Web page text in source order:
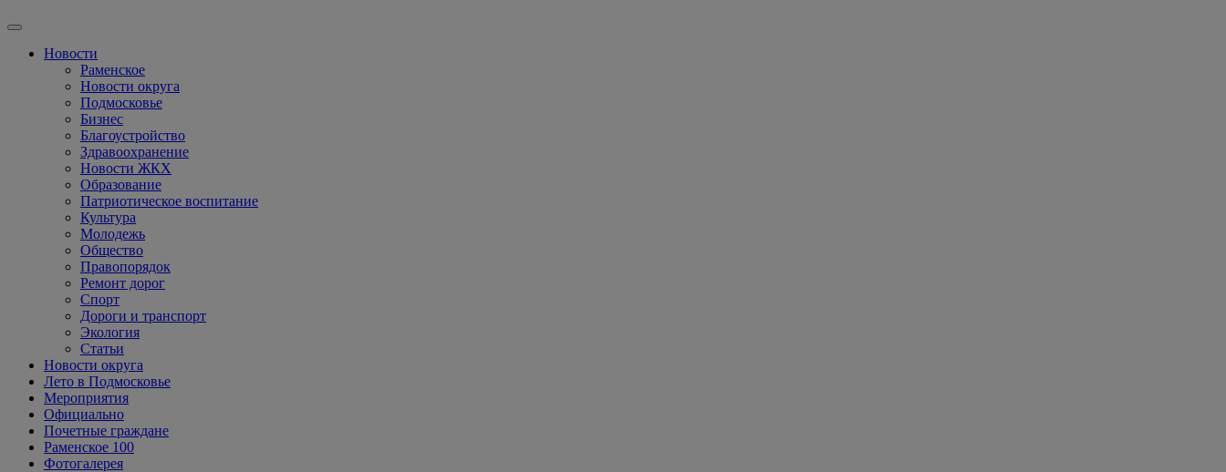
Новости
Раменское
Новости округа
Подмосковье
Бизнес
Благоустройство
Здравоохранение
Новости ЖКХ
Образование
Патриотическое воспитание
Культура
Молодежь
Общество
Правопорядок
Ремонт дорог
Спорт
Дороги и транспорт
Экология
Статьи
Новости округа
Лето в Подмосковье
Мероприятия
Официально
Почетные граждане
Раменское 100
Фотогалерея